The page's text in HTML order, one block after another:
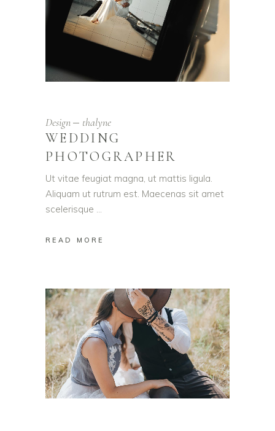
Design thalyne
WEDDING
PHOTOGRAPHER
Ut vitae feugiat magna, ut mattis ligula.
Aliquam ut rutrum est. Maecenas sit amet
scelerisque
READ MORE